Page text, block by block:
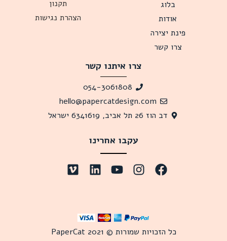
בלוג
אודות
פינת יצירה
צרו קשר
תקנון
הצהרת נגישות
צרו איתנו קשר
054-3061808
hello@papercatdesign.com
דב הוז 26 תל אביב, 6341619 ישראל
עקבו אחרינו
כל הזכויות שמורות © 2021 PaperCat